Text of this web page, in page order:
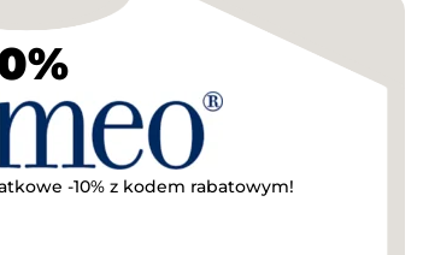
-10% z kodem rabatowym!